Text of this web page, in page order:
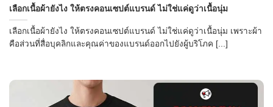
เลือกเนื้อผ้ายังไง ให้ตรงคอนเซปต์แบรนด์ ไม่ใช่แค่ดูว่าเนื้อนุ่ม
เลือกเนื้อผ้ายังไง ให้ตรงคอนเซปต์แบรนด์ ไม่ใช่แค่ดูว่าเนื้อนุ่ม เพราะผ้า
คือส่วนที่สื่อบุคลิกและคุณค่าของแบรนด์ออกไปยังผู้บริโภค [...]